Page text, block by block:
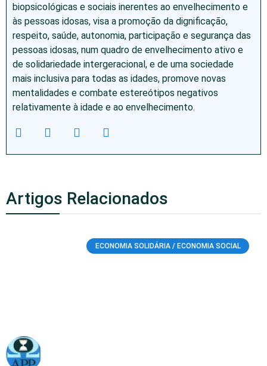
biopsicológicas e sociais inerentes ao envelhecimento e
às pessoas idosas, visa a promoção da dignificação,
respeito, saúde, autonomia, participação e segurança das
pessoas idosas, num quadro de envelhecimento ativo e
de solidariedade intergeracional, e de uma sociedade
mais inclusiva para todas as idades, promove novas
mentalidades e combate estereótipos negativos
relativamente à idade e ao envelhecimento.
Artigos Relacionados
ECONOMIA SOLIDÁRIA / ECONOMIA SOCIAL